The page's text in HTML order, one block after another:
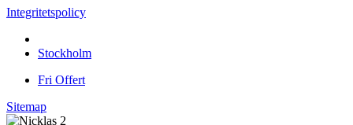
Integritetspolicy
Stockholm
Fri Offert
Sitemap